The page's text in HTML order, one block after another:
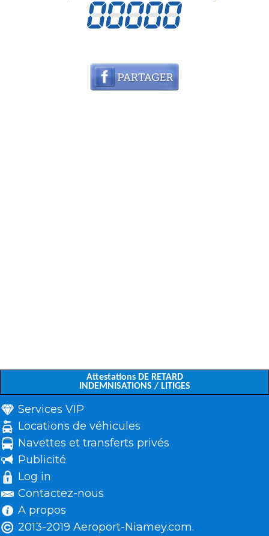
Attestations DE RETARD
INDEMNISATIONS / LITIGES
Services VIP
Locations de véhicules
Navettes et transferts privés
Publicité
Log in
Contactez-nous
A propos
2013-2019 Aeroport-Niamey.com.